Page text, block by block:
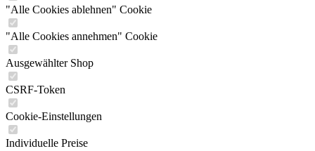
"Alle Cookies ablehnen" Cookie
"Alle Cookies annehmen" Cookie
Ausgewählter Shop
CSRF-Token
Cookie-Einstellungen
Individuelle Preise